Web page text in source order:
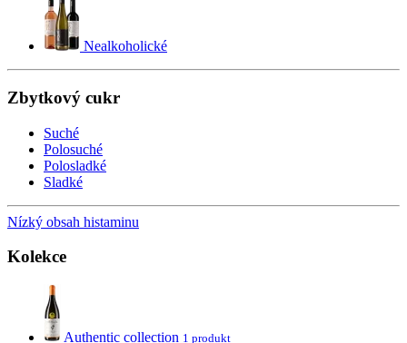
Nealkoholické
Zbytkový cukr
Suché
Polosuché
Polosladké
Sladké
Nízký obsah histaminu
Kolekce
Authentic collection 1 produkt